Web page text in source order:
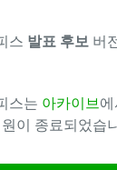
스 발표 후보 버
스는 아카이브
이 종료되었습